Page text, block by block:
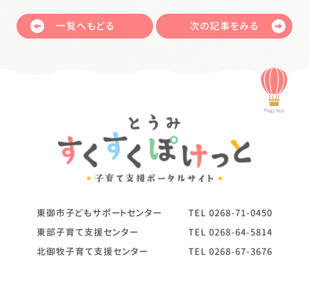
一覧へもどる 次の記事をみる
東御市子どもサポートセンター TEL 0268-71-0450
東部子育て支援センター
TEL 0268-64-5814
北御牧子育て支援センター
TEL 0268-67-3676